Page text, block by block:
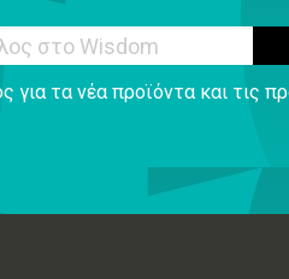
στο Wisdom
για τα νέα προϊόντα και τις